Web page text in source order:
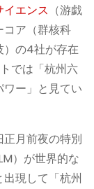
イエンス （游戯
コア（群核科
）の4社が存在
では「杭州六
ー」と見てい
月前夜の特別
）が世界的な
現して「杭州